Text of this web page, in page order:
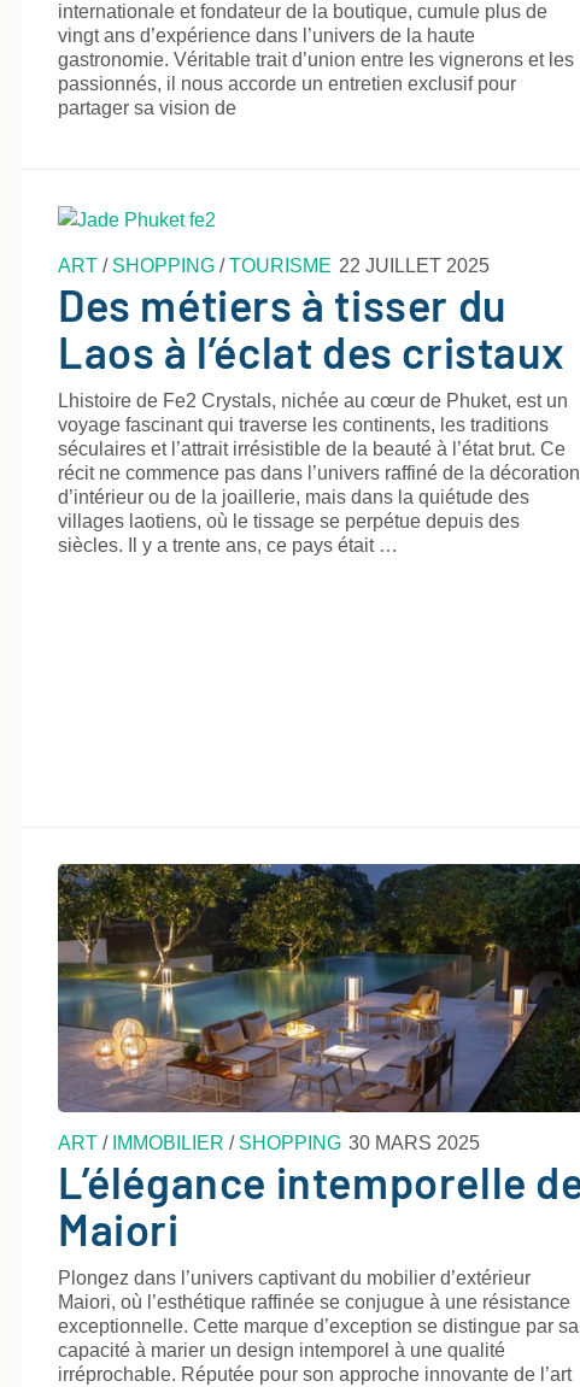
internationale et fondateur de la boutique, cumule plus de
vingt ans d’expérience dans l’univers de la haute
gastronomie. Véritable trait d’union entre les vignerons et les
passionnés, il nous accorde un entretien exclusif pour
partager sa vision de
ART / SHOPPING /TOURISME 22 JUILLET 2025
Des métiers à tisser du
Laos à l’éclat des cristaux
Lhistoire de Fe2 Crystals, nichée au cœur de Phuket, est un
voyage fascinant qui traverse les continents, les traditions
séculaires et l’attrait irrésistible de la beauté à l’état brut. Ce
récit ne commence pas dans l’univers raffiné de la décoration
d’intérieur ou de la joaillerie, mais dans la quiétude des
villages laotiens, où le tissage se perpétue depuis des
siècles. Il y a trente ans, ce pays était …
ART / IMMOBILIER / SHOPPING 30 MARS 2025
L’élégance intemporelle
Maiori
Plongez dans l’univers captivant du mobilier d’extérieur
Maiori, où l’esthétique raffinée se conjugue à une résistance
exceptionnelle. Cette marque d’exception se distingue par sa
capacité à marier un design intemporel à une qualité
irréprochable. Réputée pour son approche innovante de l’art